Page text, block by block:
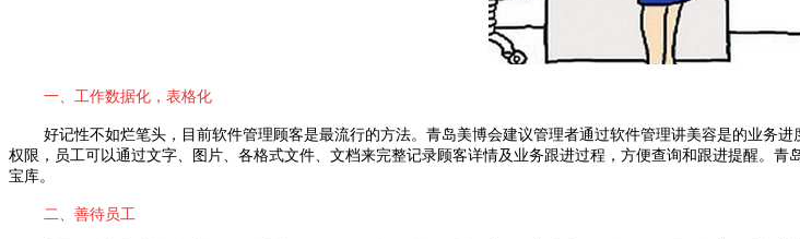
一、工作数据化，表格化
好记性不如烂笔头，目前软件管理顾客是最流行的方法。青岛美博会建议管理者通过软件管理讲美容是的业务
权限，员工可以通过文字、图片、各格式文件、文档来完整记录顾客详情及业务跟进过程，方便查询和跟进提醒。
宝库。
二、善待员工